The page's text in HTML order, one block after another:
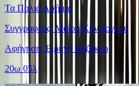
Τα Παλιά Ασήμια
Συγγραφέας: Μαίρη Κόντζογλου
Αφήγηση: Ειρήνη Καζάκου
20ω 05λ